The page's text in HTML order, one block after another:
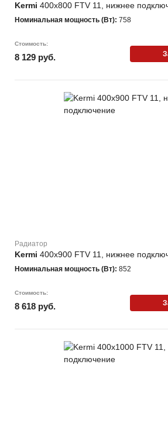
Kermi 400х800 FTV 11, нижнее
Номинальная мощность (Вт): 758
Стоимость:
8 129 руб.
Радиатор
Kermi 400х900 FTV 11, нижнее
Номинальная мощность (Вт): 852
Стоимость:
8 618 руб.